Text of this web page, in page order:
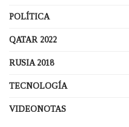
POLÍTICA
QATAR 2022
RUSIA 2018
TECNOLOGÍA
VIDEONOTAS